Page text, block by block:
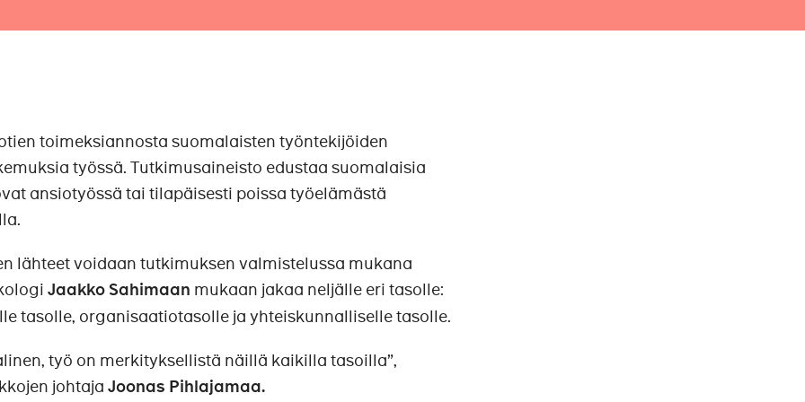
toimeksiannosta suomalaisten työntekijöiden
työssä. Tutkimusaineisto edustaa suomalaisia
ansiotyössä tai tilapäisesti poissa työelämästä
lähteet voidaan tutkimuksen valmistelussa mukana
Jaakko Sahimaan mukaan jakaa neljälle eri tasolle:
tasolle, organisaatiotasolle ja yhteiskunnalliselle tasolle.
työ on merkityksellistä näillä kaikilla tasoilla”,
johtaja Joonas Pihlajamaa.